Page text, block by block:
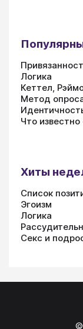
Логика
Кеттел,
Метод
Что
Хиты
Список
Эгоизм
Логика
Секс и